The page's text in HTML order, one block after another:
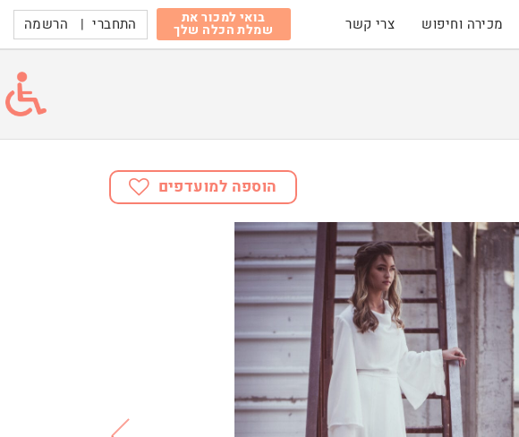
מכירה וחיפוש צרי קשר בואי למכור את
שמלת הכלה שלך התחברי | הרשמה
הוספה למועדפים